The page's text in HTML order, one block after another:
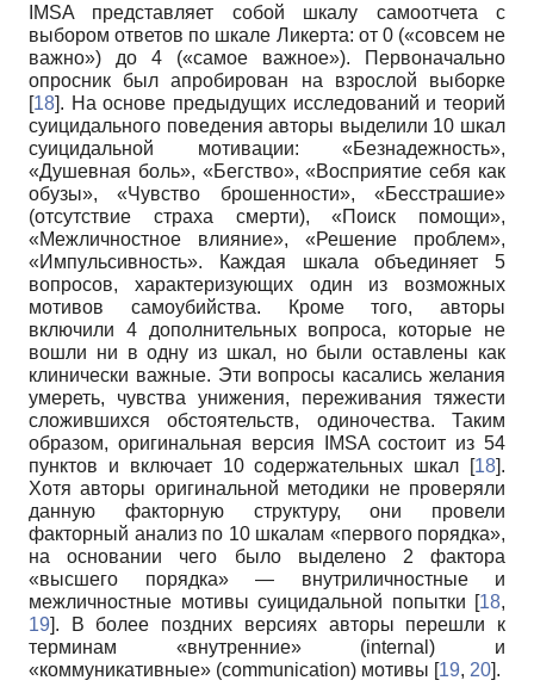
IMSA представляет собой шкалу самоотчета с
выбором ответов по шкале Ликерта: от 0 («совсем не
важно») до 4 («самое важное»). Первоначально
опросник был апробирован на взрослой выборке
[18]. На основе предыдущих исследований и теорий
суицидального поведения авторы выделили 10 шкал
суицидальной мотивации: «Безнадежность»,
«Душевная боль», «Бегство», «Восприятие себя как
обузы», «Чувство брошенности», «Бесстрашие»
(отсутствие страха смерти), «Поиск помощи»,
«Межличностное влияние», «Решение проблем»,
«Импульсивность». Каждая шкала объединяет 5
вопросов, характеризующих один из возможных
мотивов самоубийства. Кроме того, авторы
включили 4 дополнительных вопроса, которые не
вошли ни в одну из шкал, но были оставлены как
клинически важные. Эти вопросы касались желания
умереть, чувства унижения, переживания тяжести
сложившихся обстоятельств, одиночества. Таким
образом, оригинальная версия IMSA состоит из 54
пунктов и включает 10 содержательных шкал [18].
Хотя авторы оригинальной методики не проверяли
данную факторную структуру, они провели
факторный анализ по 10 шкалам «первого порядка»,
на основании чего было выделено 2 фактора
«высшего порядка» — внутриличностные и
межличностные мотивы суицидальной попытки [18,
19]. В более поздних версиях авторы перешли к
терминам «внутренние» (internal) и
«коммуникативные» (communication) мотивы [19, 20].